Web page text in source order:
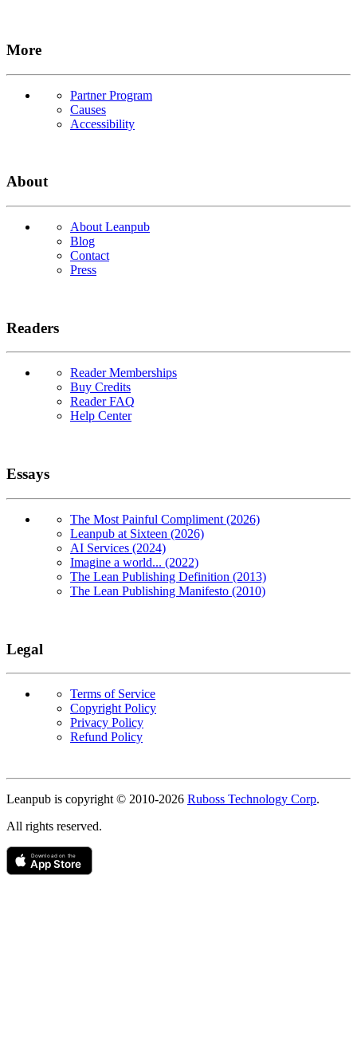
More
Partner Program
Causes
Accessibility
About
About Leanpub
Blog
Contact
Press
Readers
Reader Memberships
Buy Credits
Reader FAQ
Help Center
Essays
The Most Painful Compliment (2026)
Leanpub at Sixteen (2026)
AI Services (2024)
Imagine a world... (2022)
The Lean Publishing Definition (2013)
The Lean Publishing Manifesto (2010)
Legal
Terms of Service
Copyright Policy
Privacy Policy
Refund Policy
Leanpub is copyright © 2010-2026 Ruboss Technology Corp.
All rights reserved.